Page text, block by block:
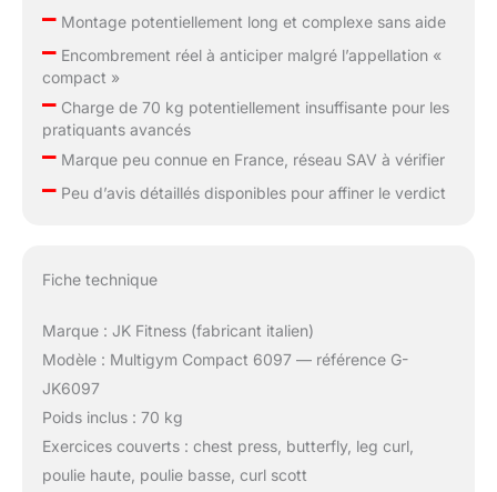
–Montage potentiellement long et complexe sans aide
–Encombrement réel à anticiper malgré l’appellation «
compact »
–Charge de 70 kg potentiellement insuffisante pour les
pratiquants avancés
–Marque peu connue en France, réseau SAV à vérifier
–Peu d’avis détaillés disponibles pour affiner le verdict
Fiche technique
Marque : JK Fitness (fabricant italien)
Modèle : Multigym Compact 6097 — référence G-
JK6097
Poids inclus : 70 kg
Exercices couverts : chest press, butterfly, leg curl,
poulie haute, poulie basse, curl scott